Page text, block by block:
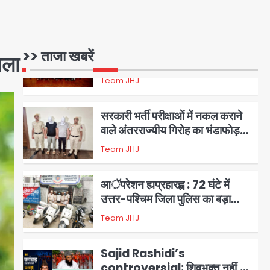
>> ताजा खबरें
2
3
सरकारी भर्ती परीक्षाओं में नकल कराने
वाले अंतरराज्यीय गिरोह का भंडाफोड़,
मास्टरमाइंड समेत 7 गिरफ्तार
Team JHJ
4
आॅपरेशन ह्यप्रहारह्ण : 72 घंटे में
उत्तर-पश्चिम जिला पुलिस का बड़ा
एक्शन
Team JHJ
5
Sajid Rashidi’s
controversial: शिवभक्त नहीं,
आतंकवादी हैं’, मौलाना का कांवड़ियों पर
Avinash Kumar